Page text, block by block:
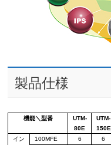
製品仕様
機能＼型番
UTM-
80E
UTM-
150E
イン
100MFE 6 6